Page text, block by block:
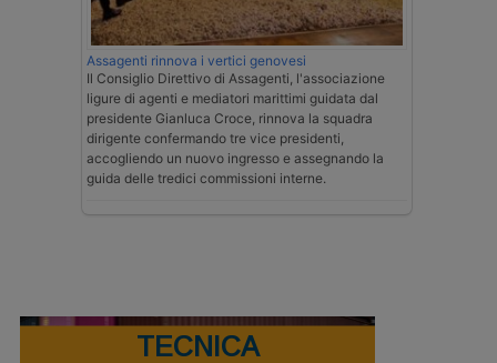
Assagenti rinnova i vertici genovesi
Il Consiglio Direttivo di Assagenti, l'associazione
ligure di agenti e mediatori marittimi guidata dal
presidente Gianluca Croce, rinnova la squadra
dirigente confermando tre vice presidenti,
accogliendo un nuovo ingresso e assegnando la
guida delle tredici commissioni interne.
TECNICA